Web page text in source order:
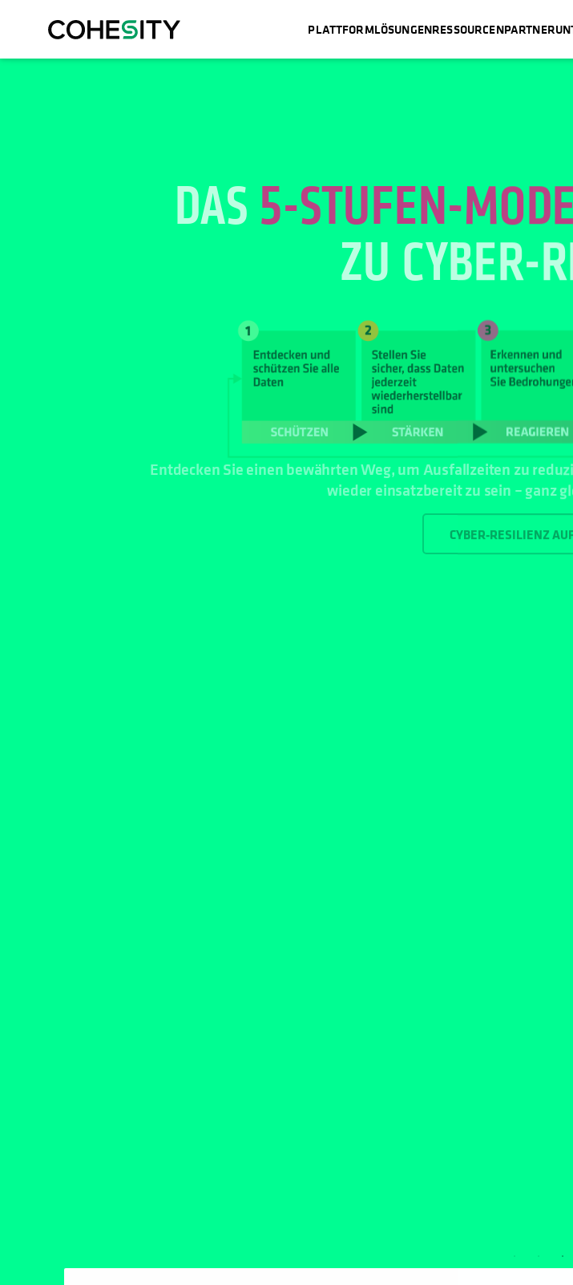
PLATTFORMLÖSUNGENRESSOURCENPARTNER
DAS 5-STUFEN-
ZU CYBER-
Entdecken Sie einen bewährten Weg, um Ausfallzeiten zu
wieder einsatzbereit zu sein – ganz
CYBER-RESILIENZ